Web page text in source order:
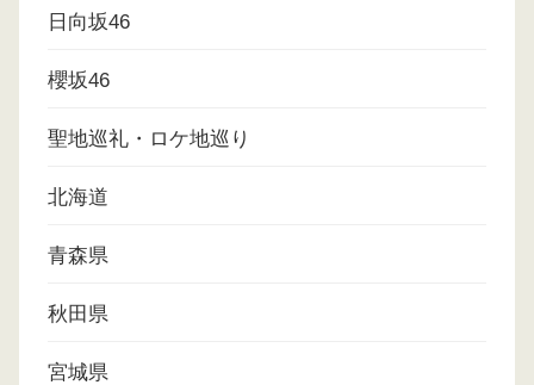
日向坂46
櫻坂46
聖地巡礼・ロケ地巡り
北海道
青森県
秋田県
宮城県